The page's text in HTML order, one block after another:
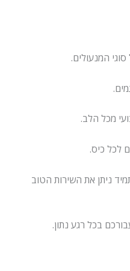
סוגי המנעולים.
מכל הלב.
לכל כיס.
ניתן את השירות הטוב